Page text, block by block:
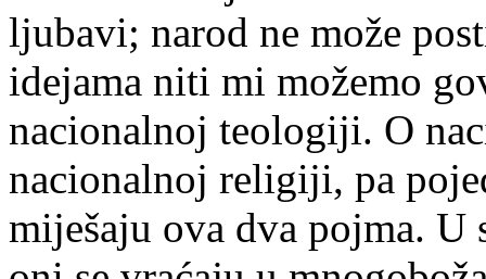
ljubavi; narod ne može
idejama niti mi možemo
nacionalnoj teologiji. O
nacionalnoj religiji, pa
miješaju ova dva pojma.